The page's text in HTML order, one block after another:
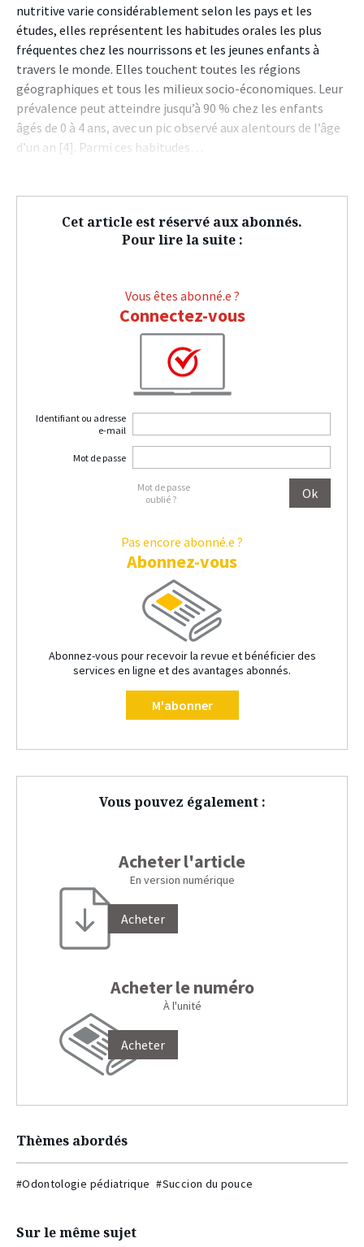
nutritive varie considérablement selon les pays et les
études, elles représentent les habitudes orales les plus
fréquentes chez les nourrissons et les jeunes enfants à
travers le monde. Elles touchent toutes les régions
géographiques et tous les milieux socio-économiques. Leur
prévalence peut atteindre jusqu’à 90 % chez les enfants
âgés de 0 à 4 ans, avec un pic observé aux alentours de l’âge
d’un an [4]. Parmi ces habitudes…
Cet article est réservé aux abonnés.
Pour lire la suite :
Vous êtes abonné.e ?
Connectez-vous
Identifiant ou adresse
e-mail
Mot de passe
Mot de passe
oublié ?
Pas encore abonné.e ?
Abonnez-vous
Abonnez-vous pour recevoir la revue et bénéficier des
services en ligne et des avantages abonnés.
M'abonner
Vous pouvez également :
Acheter l'article
En version numérique
Acheter
Acheter le numéro
À l'unité
Acheter
Thèmes abordés
#Odontologie pédiatrique #Succion du pouce
Sur le même sujet